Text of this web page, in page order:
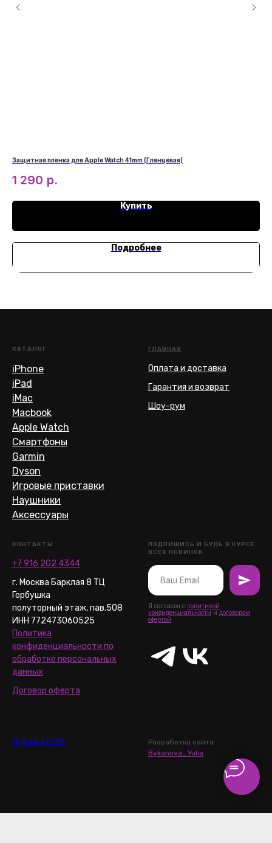
Защитная пленка для Apple Watch 41mm (Глянцевая)
1 290 р.
Купить
Подробнее
КАТАЛОГ
iPhone
iPad
iMac
Macbook
Apple Watch
Смартфоны
Garmin
Dyson
Игровые приставки
Наушники
Аксессуары
ГЛАВНАЯ
Оплата и доставка
Гарантия и возврат
Шоу-рум
КОНТАКТЫ
+7 916 202 4344
г. Москва Барклая 8 ТЦ
Горбушка
полуторный этаж, пав.508
ИНН 772473060525
Политика
конфиденциальности по
обработке персональных
данных
Договор оферта
ПОДПИШИСЬ И БУДЬ В КУРСЕ
ВСЕХ НОВИНОК
Я согласен с политикой
конфиденциальности и договором
офертой
© Gulai.STORE
Разработка сайта:
Bykanova_Yulia